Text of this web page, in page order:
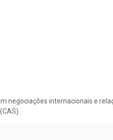
negociações internacionais e